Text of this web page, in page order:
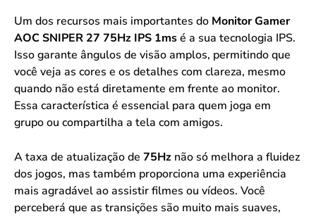
Um dos recursos mais importantes do Monitor Gamer
AOC SNIPER 27 75Hz IPS 1msé a sua tecnologia IPS.
Isso garante ângulos de visão amplos, permitindo que
você veja as cores e os detalhes com clareza, mesmo
quando não está diretamente em frente ao monitor.
Essa característica é essencial para quem joga em
grupo ou compartilha a tela com amigos.
A taxa de atualização de 75Hz não só melhora a fluidez
dos jogos, mas também proporciona uma experiência
mais agradável ao assistir filmes ou vídeos. Você
perceberá que as transições são muito mais suaves,